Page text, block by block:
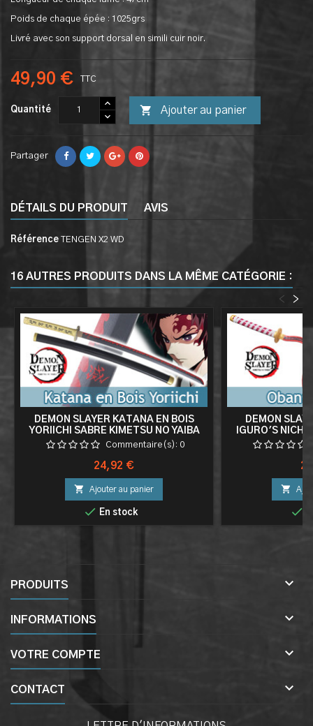
Poids de chaque épée : 1025grs
Livré avec son support dorsal en simili cuir noir.
49,90 € TTC
Quantité  Ajouter au panier
Partager
DÉTAILS DU PRODUIT AVIS
Référence TENGEN X2 WD
16 AUTRES PRODUITS DANS LA MÊME CATÉGORIE :
>
<
DEMON SLAYER KATANA EN BOIS
YORIICHI SABRE KIMETSU NO YAIBA
EPEE YORICHI TSUGIKUNI SABRE
Commentaire(s): 0
Prix
24,92 €
 Ajouter au panier
 En stock
DEMON
IGURO'S
SANS


PRODUITS 
INFORMATIONS 
VOTRE COMPTE 
CONTACT 